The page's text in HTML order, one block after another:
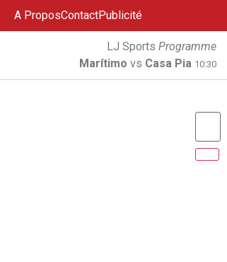
A ProposContactPublicité
LJ Sports Programme
Marítimo vs Casa Pia 10:30